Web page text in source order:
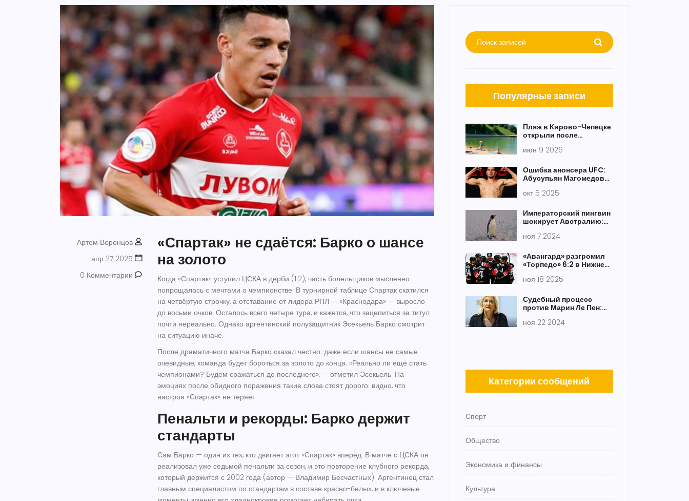
Артем Воронцов
апр 27 2025
0 Комментарии
«Спартак» не сдаётся: Барко о шансе
на золото
Когда «Спартак» уступил ЦСКА в дерби (1:2), часть болельщиков мысленно
попрощалась с мечтами о чемпионстве. В турнирной таблице Спартак скатился
на четвёртую строчку, а отставание от лидера РПЛ — «Краснодара» — выросло
до восьми очков. Осталось всего четыре тура, и кажется, что зацепиться за титул
почти нереально. Однако аргентинский полузащитник Эсекьель Барко смотрит
на ситуацию иначе.
После драматичного матча Барко сказал честно: даже если шансы не самые
очевидные, команда будет бороться за золото до конца. «Реально ли ещё стать
чемпионами? Будем сражаться до последнего», — отметил Эсекьель. На
эмоциях после обидного поражения такие слова стоят дорого: видно, что
настроя «Спартак» не теряет.
Пенальти и рекорды: Барко держит
стандарты
Сам Барко — один из тех, кто двигает этот «Спартак» вперёд. В матче с ЦСКА он
реализовал уже седьмой пенальти за сезон, и это повторение клубного рекорда,
который держится с 2002 года (автор — Владимир Бесчастных). Аргентинец стал
главным специалистом по стандартам в составе красно-белых, и в ключевые
Популярные записи
Пляж в Кирово-Чепецке
открыли после
Роспотребнадзора
июн 9 2026
Ошибка анонсера UFC:
Абусупьян Магомедов
«Нурмагомедовым» в
окт 5 2025
Императорский пингвин
шокирует Австралию:
3100 км
ноя 7 2024
«Авангард» разгромил
«Торпедо» 6:2 в Нижнем
Фьоре расстреляли
ноя 18 2025
Судебный процесс
против Марин Ле Пен:
президентской гонке
ноя 22 2024
Категории сообщений
Спорт
Общество
Экономика и финансы
Культура